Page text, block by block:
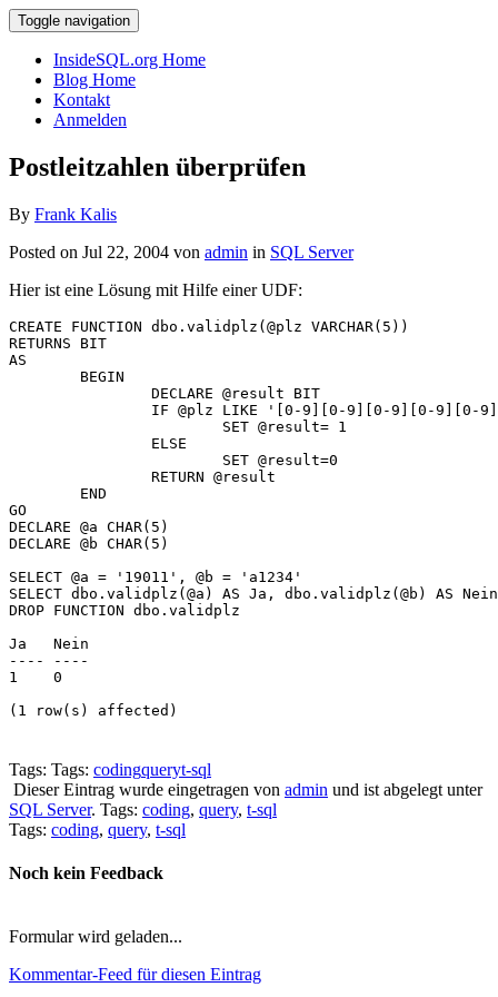
Toggle navigation
InsideSQL.org Home
Blog Home
Kontakt
Anmelden
Postleitzahlen überprüfen
By Frank Kalis
Posted on Jul 22, 2004 von admin in SQL Server
Hier ist eine Lösung mit Hilfe einer UDF:
CREATE FUNCTION dbo.validplz(@plz VARCHAR(5))
RETURNS BIT
AS
GO
DECLARE @a CHAR(5)
DECLARE @b CHAR(5)
SELECT @a = '19011', @b = 'a1234'
SELECT dbo.validplz(@a) AS Ja, dbo.validplz(@b) AS Nein
DROP FUNCTION dbo.validplz
Ja   Nein
---- ----
1    0
Tags: Tags: codingqueryt-sql
Dieser Eintrag wurde eingetragen von admin und ist abgelegt unter
SQL Server. Tags: coding, query, t-sql
Tags: coding, query, t-sql
Noch kein Feedback
Formular wird geladen...
Kommentar-Feed für diesen Eintrag